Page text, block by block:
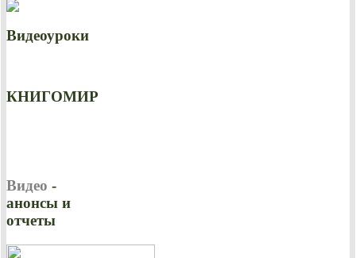
Видеоуроки
КНИГОМИР
Видео -
анонсы и
отчеты